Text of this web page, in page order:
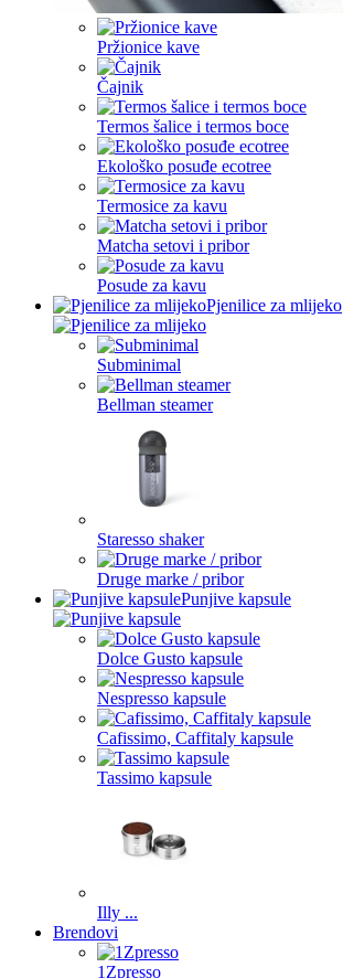
Pržionice kave
Čajnik
Termos šalice i termos boce
Ekološko posuđe ecotree
Termosice za kavu
Matcha setovi i pribor
Posude za kavu
Pjenilice za mlijeko
Subminimal
Bellman steamer
Staresso shaker
Druge marke / pribor
Punjive kapsule
Dolce Gusto kapsule
Nespresso kapsule
Cafissimo, Caffitaly kapsule
Tassimo kapsule
Illy ...
Brendovi
1Zpresso